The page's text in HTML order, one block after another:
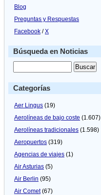
Blog
Preguntas y Respuestas
Facebook /X
Búsqueda en Noticias
Categorías
Aer Lingus (19)
Aerolíneas de bajo coste (1.607)
Aerolíneas tradicionales (1.598)
Aeropuertos (319)
Agencias de viajes (1)
Air Asturias (5)
Air Berlin (95)
Air Comet(67)